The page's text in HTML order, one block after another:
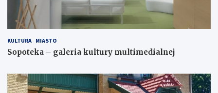
KULTURA MIASTO
Sopoteka – galeria kultury multimedialnej